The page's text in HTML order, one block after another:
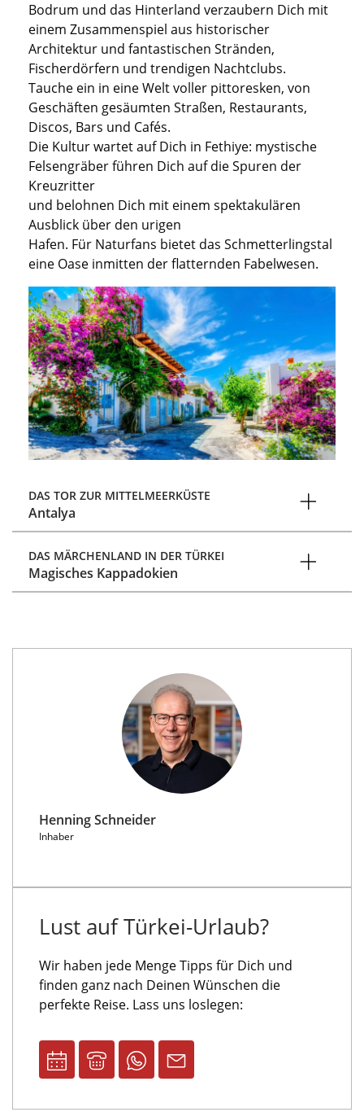
Bodrum und das Hinterland verzaubern Dich mit
einem Zusammenspiel aus historischer
Architektur und fantastischen Stränden,
Fischerdörfern und trendigen Nachtclubs.
Tauche ein in eine Welt voller pittoresken, von
Geschäften gesäumten Straßen, Restaurants,
Discos, Bars und Cafés.
Die Kultur wartet auf Dich in Fethiye: mystische
Felsengräberführen Dich auf die Spuren der
Kreuzritter
und belohnen Dich mit einem spektakulären
Ausblick über den urigen
Hafen. Für Naturfans bietet das Schmetterlingstal
eine Oase inmitten der flatternden Fabelwesen.
Previous Next
DAS TOR ZUR MITTELMEERKÜSTE
Antalya
DAS MÄRCHENLAND IN DER TÜRKEI
Magisches Kappadokien
Henning Schneider
Inhaber
Lust auf Türkei-Urlaub?
Wir haben jede Menge Tipps für Dich und
finden ganz nach Deinen Wünschen die
perfekte Reise. Lass uns loslegen: